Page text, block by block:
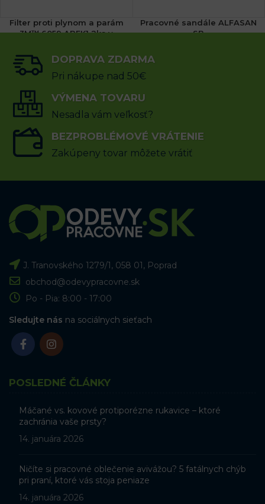
Filter proti plynom a parám
3M™ 6059 ABEK1 2ks v
27.06 € s DPH
PRIDAŤ DO KOŠÍKA
Pracovné sandále ALFASAN
SB
DOPRAVA ZDARMA
Pri nákupe nad 50€
VÝMENA TOVARU
Nesadla vám veľkosť?
BEZPROBLÉMOVÉ VRÁTENIE
Zakúpeny tovar môžete vrátiť
J. Tranovského 1279/1, 058 01, Poprad
obchod@odevypracovne.sk
Po - Pia: 8:00 - 17:00
Sledujte nás na sociálnych sieťach
POSLEDNÉ ČLÁNKY
Máčané vs. kovové protiporézne rukavice – ktoré
zachránia vaše prsty?
14. januára 2026
Ničíte si pracovné oblečenie avivážou? 5 fatálnych chýb
pri praní, ktoré vás stoja peniaze
14. januára 2026